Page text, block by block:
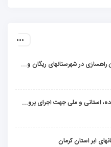
رونمایی از ماشین آلات سنگین راهسازی در شهرستانهای ریگان و گنبکی
تخصیص اعتبارات ارزش افزوده، استانی و ملی جهت اجرای پروژه‌های عمرانی در شهرستان گنبکی
ابر استان کرمان